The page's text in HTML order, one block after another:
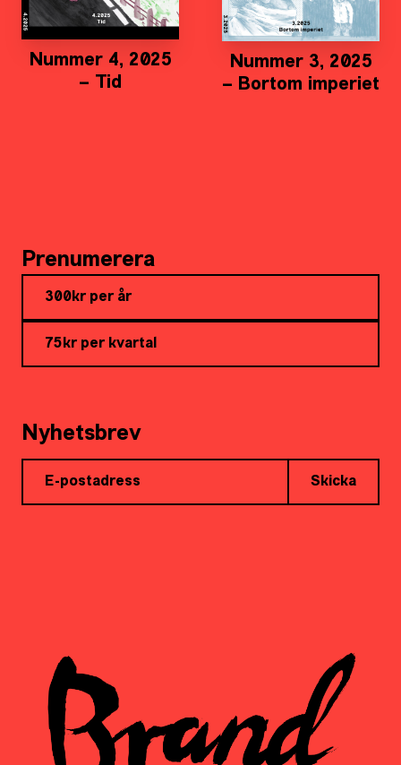
Nummer 4, 2025
– Tid
Nummer 3, 2025
– Bortom imperiet
Prenumerera
300kr per år
75kr per kvartal
Nyhetsbrev
Skicka